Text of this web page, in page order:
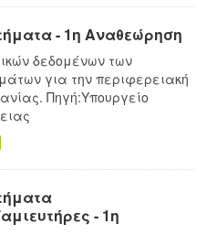
- 1η Αναθεώρηση
δεδομένων των
για την περιφερειακή
Πηγή:Υπουργείο
- 1η